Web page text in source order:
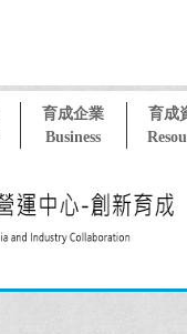
育成企業
Business
育成